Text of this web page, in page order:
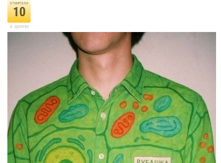
отметили
10
в архиве